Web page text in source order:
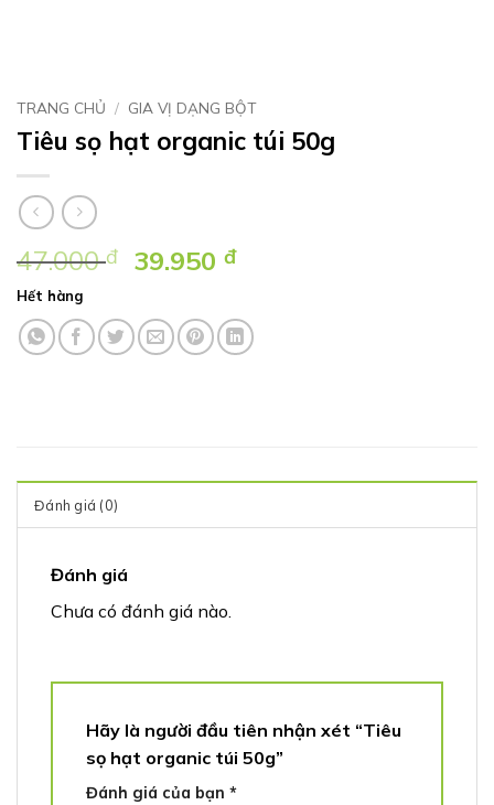
TRANG CHỦ / GIA VỊ DẠNG BỘT
Tiêu sọ hạt organic túi 50g
47.000đ
Giá
là:
47.000 ₫.
39.950đGiá
tại
là:
39.950 ₫.
Hết hàng
Đánh giá (0)
Đánh giá
Chưa có đánh giá nào.
Hãy là người đầu tiên nhận xét “Tiêu
sọ hạt organic túi 50g”
Đánh giá của bạn *